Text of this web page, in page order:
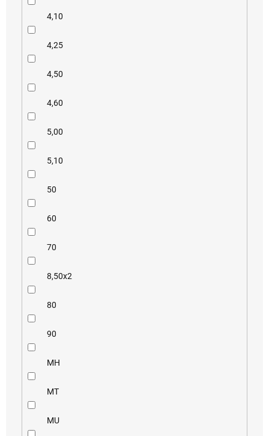
4,10
4,25
4,50
4,60
5,00
5,10
50
60
70
8,50x2
80
90
MH
MT
MU